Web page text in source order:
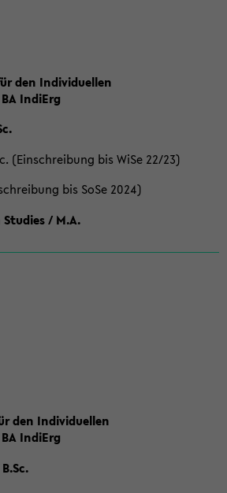
den Individuellen
IndiErg
(Einschreibung bis WiSe 22/23)
bis SoSe 2024)
/ M.A.
den Individuellen
IndiErg